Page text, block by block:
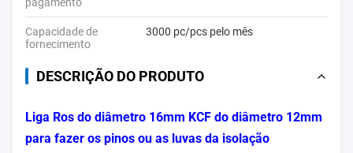
Capacidade de
fornecimento
3000 pc/pcs pelo mês
DESCRIÇÃO DO PRODUTO
Liga Ros do diâmetro 16mm KCF do diâmetro 12mm
para fazer os pinos ou as luvas da isolação